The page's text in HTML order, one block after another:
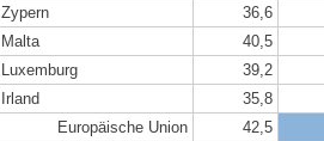
Zypern
36,6
Malta
40,5
Luxemburg
39,2
Irland
35,8
Europäische Union
42,5